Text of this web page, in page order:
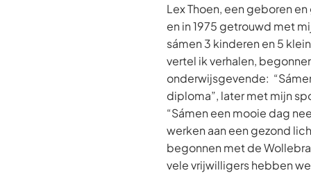
Lex Thoen, een geboren
en in 1975 getrouwd met
sámen 3 kinderen en 5
vertel ik verhalen,
onderwijsgevende:
diploma”, later met mijn
“Sámen een mooie dag
werken aan een gezond
begonnen met de
vele vrijwilligers hebben